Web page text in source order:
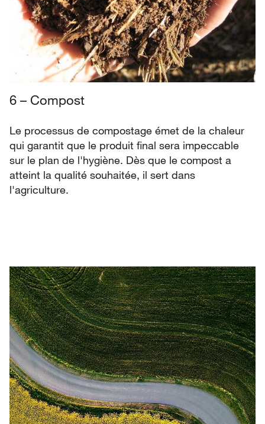
6 – Compost
Le processus de compostage émet de la chaleur
qui garantit que le produit final sera impeccable
sur le plan de l'hygiène. Dès que le compost a
atteint la qualité souhaitée, il sert dans
l'agriculture.